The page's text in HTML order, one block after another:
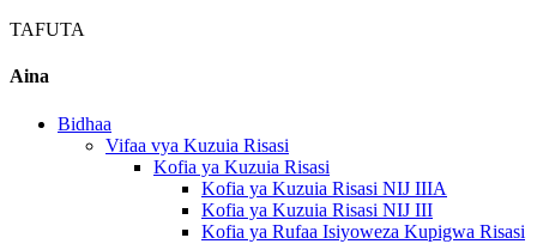
TAFUTA
Aina
Bidhaa
Vifaa vya Kuzuia Risasi
Kofia ya Kuzuia Risasi
Kofia ya Kuzuia Risasi NIJ IIIA
Kofia ya Kuzuia Risasi NIJ III
Kofia ya Rufaa Isiyoweza Kupigwa Risasi